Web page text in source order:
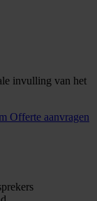
invulling van het
Offerte aanvragen